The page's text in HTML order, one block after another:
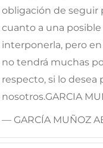
obligación de seguir
cuanto a una
interponerla, pero
no tendrá muchas
respecto, si lo
nosotros.GARCIA
— GARCÍA MUÑOZ